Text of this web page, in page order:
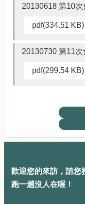
20130618 第10
pdf(334.51 KB)
20130730 第11
pdf(299.54 KB)
歡迎您的來訪，請您
跑一趟沒人在喔！